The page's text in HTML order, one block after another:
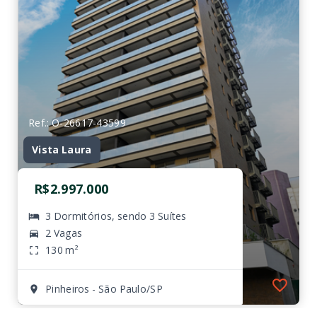
Ref.: O-26617-43599
Vista Laura
R$2.997.000
3 Dormitórios, sendo 3 Suítes
2 Vagas
130 m²
Pinheiros - São Paulo/SP